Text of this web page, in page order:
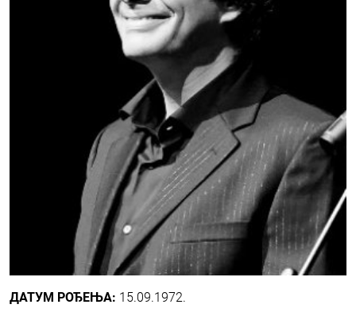
ДАТУМ РОЂЕЊА: 15.09.1972.